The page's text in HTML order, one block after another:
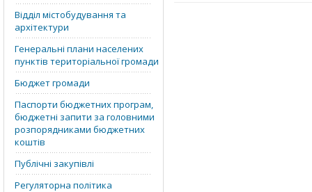
Відділ містобудування та
архітектури
Генеральні плани населених
пунктів територіальної громади
Бюджет громади
Паспорти бюджетних програм,
бюджетні запити за головними
розпорядниками бюджетних
коштів
Публічні закупівлі
Регуляторна політика